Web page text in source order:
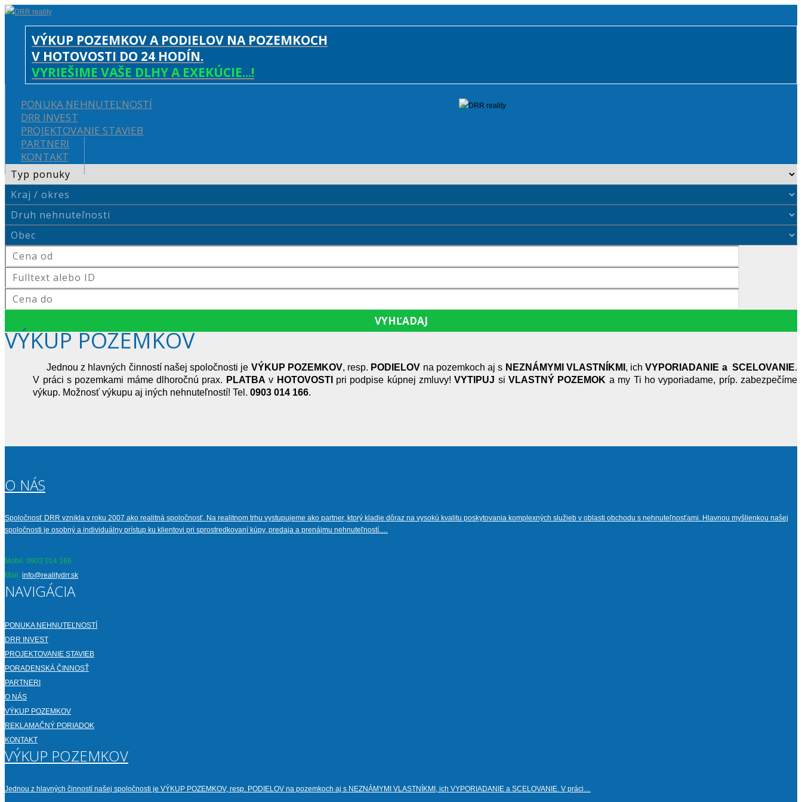
VÝKUP POZEMKOV A PODIELOV NA POZEMKOCH
V HOTOVOSTI DO 24 HODÍN.
VYRIEŠIME VAŠE DLHY A EXEKÚCIE...!
PONUKA NEHNUTEĽNOSTÍ
DRR INVEST
PROJEKTOVANIE STAVIEB
PARTNERI
KONTAKT
VYHĽADAJ
VÝKUP POZEMKOV
Jednou z hlavných činností našej spoločnosti je VÝKUP POZEMKOV, resp. PODIELOV na pozemkoch aj s NEZNÁMYMI VLASTNÍKMI , ichVYPORIADANIE a SCELOVANIE.
V práci s pozemkami máme dlhoročnú prax. PLATBA v HOTOVOSTI pri podpise kúpnej zmluvy!VYTIPUJ siVLASTNÝ POZEMOK a my Ti ho vyporiadame, príp. zabezpečíme
výkup. Možnosť výkupu aj iných nehnuteľností! Tel.0903 014 166.
O NÁS
Spoločnosť DRR vznikla v roku 2007 ako realitná spoločnosť. Na realitnom trhu vystupujeme ako partner, ktorý kladie dôraz na vysokú kvalitu poskytovania komplexných služieb v oblasti obchodu s nehnuteľnosťami. Hlavnou myšlienkou našej
spoločnosti je osobný a individuálny prístup ku klientovi pri sprostredkovaní kúpy, predaja a prenájmu nehnuteľností.…
Mobil. 0903 014 166
Mail. info@realitydrr.sk
NAVIGÁCIA
PONUKA NEHNUTEĽNOSTÍ
DRR INVEST
PROJEKTOVANIE STAVIEB
PORADENSKÁ ČINNOSŤ
PARTNERI
O NÁS
VÝKUP POZEMKOV
REKLAMAČNÝ PORIADOK
KONTAKT
VÝKUP POZEMKOV
Jednou z hlavných činností našej spoločnosti je VÝKUP POZEMKOV, resp. PODIELOV na pozemkoch aj s NEZNÁMYMI VLASTNÍKMI, ich VYPORIADANIE a SCELOVANIE. V práci…